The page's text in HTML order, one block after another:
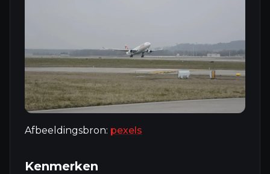
Afbeeldingsbron: pexels
Kenmerken